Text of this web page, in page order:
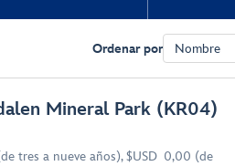
Ordenar por
Mineral Park (KR04)
tres a nueve años), $USD 0,00 (de